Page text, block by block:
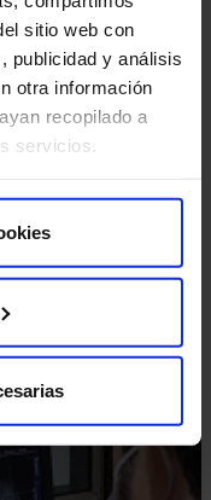
sitio web con
publicidad y análisis
otra información
recopilado a
servicios.
infusión de